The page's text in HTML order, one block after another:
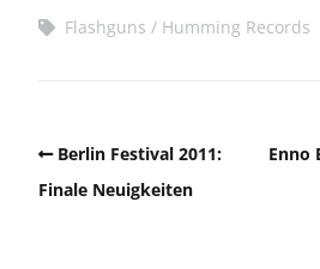
Flashguns
Humming Records
Berlin Festival 2011:
Finale Neuigkeiten
Enno